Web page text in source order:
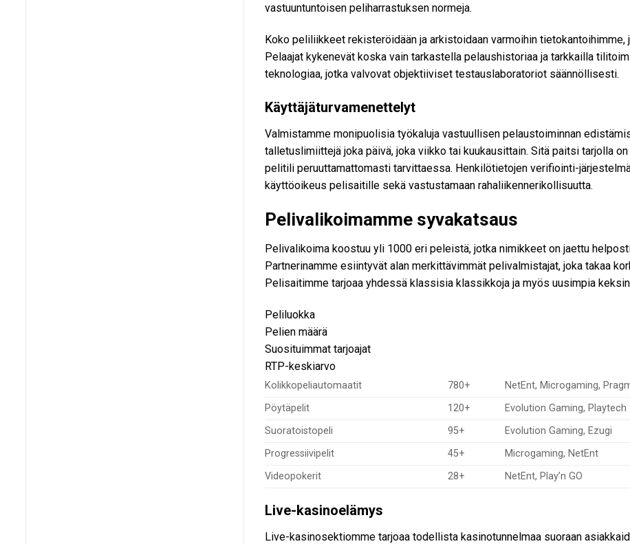
vastuuntuntoisen peliharrastuksen normeja.
Koko peliliikkeet rekisteröidään ja arkistoidaan varmoihin
Pelaajat kykenevät koska vain tarkastella pelaushistoriaa ja tarkkailla
teknologiaa, jotka valvovat objektiiviset testauslaboratoriot säännöllisesti.
Käyttäjäturvamenettelyt
Valmistamme monipuolisia työkaluja vastuullisen pelaustoiminnan
talletuslimiittejä joka päivä, joka viikko tai kuukausittain. Sitä paitsi tarjolla
pelitili peruuttamattomasti tarvittaessa. Henkilötietojen verifiointi-
käyttöoikeus pelisaitille sekä vastustamaan rahaliikennerikollisuutta.
Pelivalikoimamme syvakatsaus
Pelivalikoima koostuu yli 1000 eri peleistä, jotka nimikkeet on jaettu
Partnerinamme esiintyvät alan merkittävimmät pelivalmistajat, joka takaa
Pelisaitimme tarjoaa yhdessä klassisia klassikkoja ja myös uusimpia
Peliluokka
Pelien määrä
Suosituimmat tarjoajat
RTP-keskiarvo
Kolikkopeliautomaatit 780+ NetEnt, Microgaming,
Pöytäpelit
120+ Evolution Gaming, Playtech
Suoratoistopeli
95+ Evolution Gaming, Ezugi
Progressiivipelit
45+ Microgaming, NetEnt
Videopokerit
28+ NetEnt, Play’n GO
Live-kasinoelämys
Live-kasinosektiomme tarjoaa todellista kasinotunnelmaa suoraan